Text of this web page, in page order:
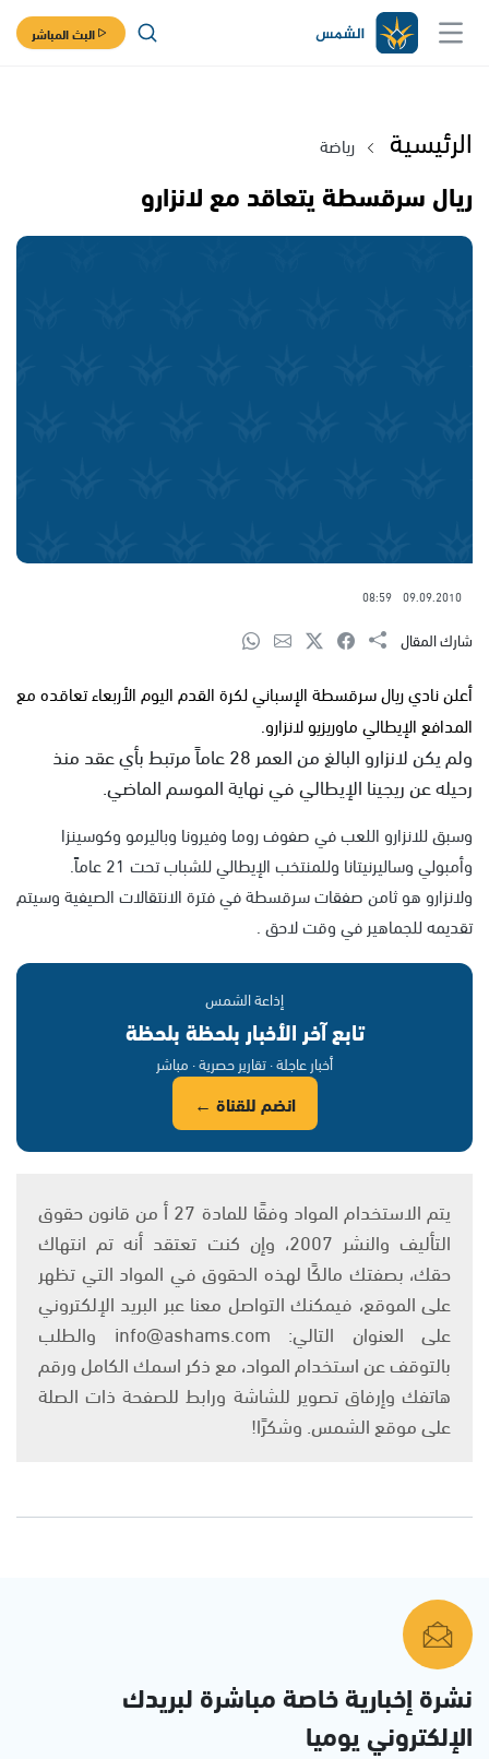
البث المباشر
الرئيسية رياضة
ريال سرقسطة يتعاقد مع لانزارو
09.09.2010
08:59
شارك المقال
أعلن نادي ريال سرقسطة الإسباني لكرة القدم اليوم الأربعاء تعاقده مع
المدافع الإيطالي ماوريزيو لانزارو.
ولم يكن لانزارو البالغ من العمر 28 عاماً مرتبط بأي عقد منذ
رحيله عن ريجينا الإيطالي في نهاية الموسم الماضي.
وسبق للانزارو اللعب في صفوف روما وفيرونا وباليرمو وكوسينزا
وأمبولي وساليرنيتانا وللمنتخب الإيطالي للشباب تحت 21 عاماً.
ولانزارو هو ثامن صفقات سرقسطة في فترة الانتقالات الصيفية وسيتم
تقديمه للجماهير في وقت لاحق .
إذاعة الشمس
تابع آخر الأخبار بلحظة بلحظة
أخبار عاجلة · تقارير حصرية · مباشر
انضم للقناة ←
يتم الاستخدام المواد وفقًا للمادة 27 أ من قانون حقوق
التأليف والنشر 2007، وإن كنت تعتقد أنه تم انتهاك
حقك، بصفتك مالكًا لهذه الحقوق في المواد التي تظهر
على الموقع، فيمكنك التواصل معنا عبر البريد الإلكتروني
على العنوان التالي: info@ashams.com والطلب
بالتوقف عن استخدام المواد، مع ذكر اسمك الكامل ورقم
هاتفك وإرفاق تصوير للشاشة ورابط للصفحة ذات الصلة
على موقع الشمس. وشكرًا!
نشرة إخبارية خاصة مباشرة لبريدك
الإلكتروني يوميا